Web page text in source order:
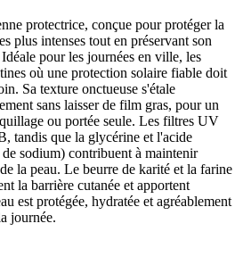
protectrice, conçue pour protéger la
plus intenses tout en préservant son
pour les journées en ville, les
où une protection solaire fiable doit
Sa texture onctueuse s'étale
sans laisser de film gras, pour un
ou portée seule. Les filtres UV
tandis que la glycérine et l'acide
sodium) contribuent à maintenir
la peau. Le beurre de karité et la farine
la barrière cutanée et apportent
est protégée, hydratée et agréablement
journée.